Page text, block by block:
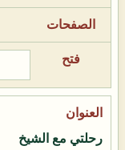
رحلتي مع الشيخ